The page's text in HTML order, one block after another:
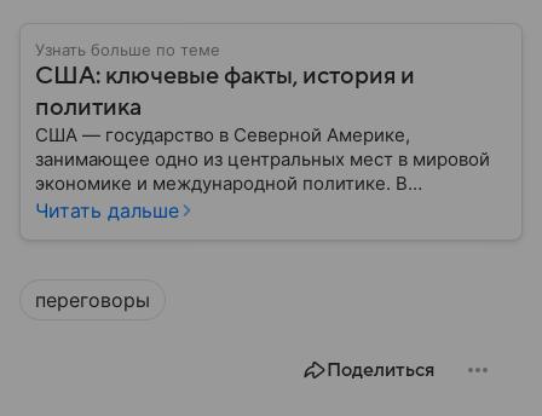
Узнать больше по теме
США: ключевые факты, история и
политика
США — государство в Северной Америке,
занимающее одно из центральных мест в мировой
экономике и международной политике. В
материале — основные сведения об этой стране.
Читать дальше
переговоры
Поделиться